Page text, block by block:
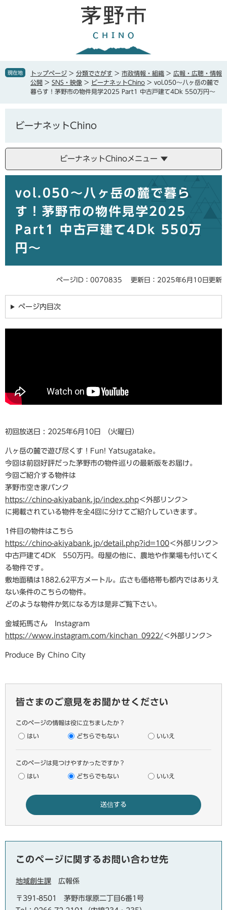
で
ば現在地 トップページ > 分類でさがす > 市政情報・組織 > 広報・広聴・情報
公開 > SNS・映像 > ビーナネットChino > vol.050〜八ヶ岳の麓で
暮らす！茅野市の物件見学2025 Part1 中古戸建て4Dk 550万円〜
ビーナネットChino
ビーナネットChinoメニュー
vol.050〜八ヶ岳の麓で暮ら
す！茅野市の物件見学2025
Part1 中古戸建て4Dk 550万
円〜
ページID：0070835 更新日：2025年6月10日更新
ページ内目次
初回放送日 : 2025年6月10日 （火曜日）
八ヶ岳の麓で遊び尽くす！Fun! Yatsugatake。
今回は前回好評だった茅野市の物件巡りの最新版をお届け。
今回ご紹介する物件は
茅野市空き家バンク
https://chino-akiyabank.jp/index.php＜外部リンク＞
に掲載されている物件を全4回に分けてご紹介していきます。
1件目の物件はこちら
https://chino-akiyabank.jp/detail.php?id=100＜外部リンク＞
中古戸建て4DK 550万円。母屋の他に、農地や作業場も付いてく
る物件です。
敷地面積は1882.62平方メートル。広さも価格帯も都内ではありえ
ない条件のこちらの物件。
どのような物件か気になる方は是非ご覧下さい。
金城拓馬さん Instagram
https://www.instagram.com/kinchan_0922/ ＜外部リンク＞
Produce By Chino City
皆さまのご意見をお聞かせください
このページの情報は役に立ちましたか？
はい どちらでもない いいえ
このページは見つけやすかったですか？
はい どちらでもない いいえ
このページに関するお問い合わせ先
地域創生課 広報係
〒391-8501
茅野市塚原二丁目6番1号